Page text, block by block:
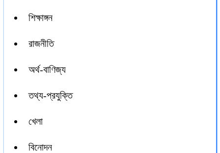
শিক্ষাঙ্গন
রাজনীতি
অর্থ-বাণিজ্য
তথ্য-প্রযুক্তি
খেলা
বিনোদন